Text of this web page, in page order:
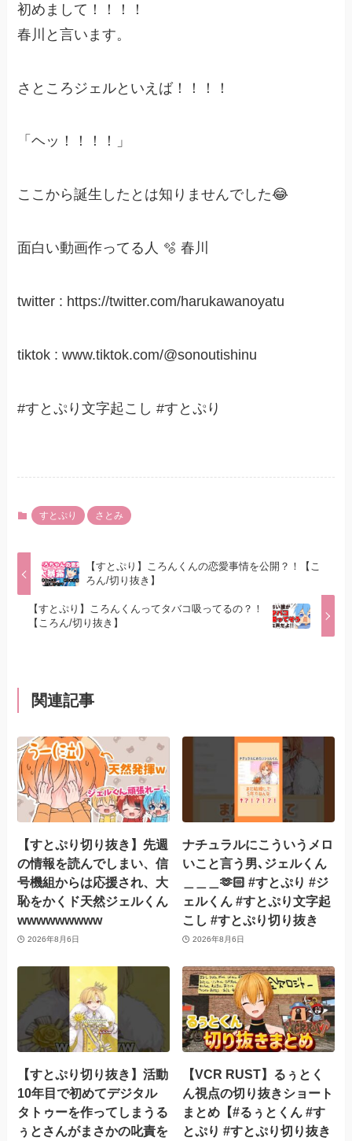
初めまして！！！！
春川と言います。
さところジェルといえば！！！！
「ヘッ！！！！」
ここから誕生したとは知りませんでした😂
面白い動画作ってる人 🫧 春川
twitter : https://twitter.com/harukawanoyatu
tiktok : www.tiktok.com/@sonoutishinu
#すとぷり文字起こし #すとぷり
すとぷり さとみ
【すとぷり】ころんくんの恋愛事情を公開？！【こ
ろん/切り抜き】
【すとぷり】ころんくんってタバコ吸ってるの？！
【ころん/切り抜き】
関連記事
【すとぷり切り抜き】先週
の情報を読んでしまい、信
号機組からは応援され、大
恥をかくド天然ジェルくん
wwwwwwwww
2026年8月6日
ナチュラルにこういうメロ
いこと言う男､ジェルくん
＿＿＿🫶🏻 #すとぷり #ジ
ェルくん #すとぷり文字起
こし #すとぷり切り抜き
2026年8月6日
【すとぷり切り抜き】活動
10年目で初めてデジタル
タトゥーを作ってしまうる
ぅとさんがまさかの叱責を
【VCR RUST】るぅとく
ん視点の切り抜きショート
まとめ【#るぅとくん #す
とぷり #すとぷり切り抜き